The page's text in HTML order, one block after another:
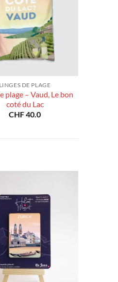
LINGES DE PLAGE
plage – Vaud, Le bon
coté du Lac
CHF40.0